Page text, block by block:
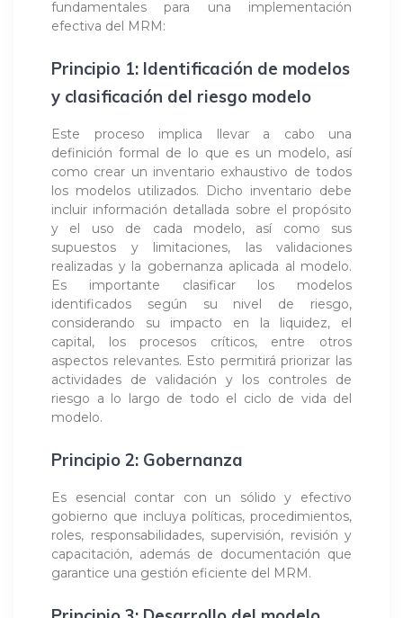
fundamentales para una implementación
efectiva del MRM:
Principio 1: Identificación de modelos
y clasificación del riesgo modelo
Este proceso implica llevar a cabo una
definición formal de lo que es un modelo, así
como crear un inventario exhaustivo de todos
los modelos utilizados. Dicho inventario debe
incluir información detallada sobre el propósito
y el uso de cada modelo, así como sus
supuestos y limitaciones, las validaciones
realizadas y la gobernanza aplicada al modelo.
Es importante clasificar los modelos
identificados según su nivel de riesgo,
considerando su impacto en la liquidez, el
capital, los procesos críticos, entre otros
aspectos relevantes. Esto permitirá priorizar las
actividades de validación y los controles de
riesgo a lo largo de todo el ciclo de vida del
modelo.
Principio 2: Gobernanza
Es esencial contar con un sólido y efectivo
gobierno que incluya políticas, procedimientos,
roles, responsabilidades, supervisión, revisión y
capacitación, además de documentación que
garantice una gestión eficiente del MRM.